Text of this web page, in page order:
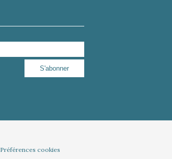
Préférences cookies